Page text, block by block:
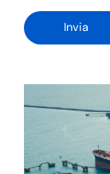
Invia